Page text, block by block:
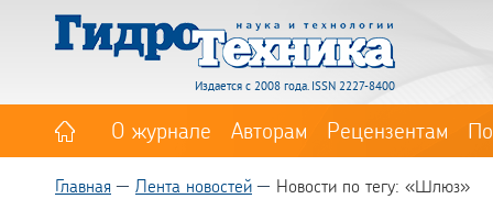
Издается с 2008 года. ISSN 2227-8400
О журнале Авторам Рецензентам
Главная Лента новостей Новости по тегу: «Шлюз»